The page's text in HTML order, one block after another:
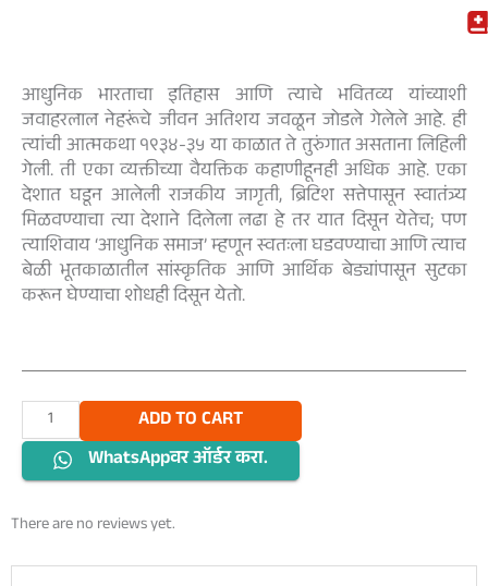
आधुनिक भारताचा इतिहास आणि त्याचे भवितव्य यांच्याशी
जवाहरलाल नेहरूंचे जीवन अतिशय जवळून जोडले गेलेले आहे. ही
त्यांची आत्मकथा १९३४-३५ या काळात ते तुरुंगात असताना लिहिली
गेली. ती एका व्यक्तीच्या वैयक्तिक कहाणीहूनही अधिक आहे. एका
देशात घडून आलेली राजकीय जागृती, ब्रिटिश सत्तेपासून स्वातंत्र्य
मिळवण्याचा त्या देशाने दिलेला लढा हे तर यात दिसून येतेच; पण
त्याशिवाय ‘आधुनिक समाज’ म्हणून स्वतःला घडवण्याचा आणि त्याच
बेळी भूतकाळातील सांस्कृतिक आणि आर्थिक बेड्यांपासून सुटका
करून घेण्याचा शोधही दिसून येतो.
जवाहरलाल
नेहरू
आत्मकथा
quantity
ADD TO CART
WhatsAppवर ऑर्डर करा.
There are no reviews yet.